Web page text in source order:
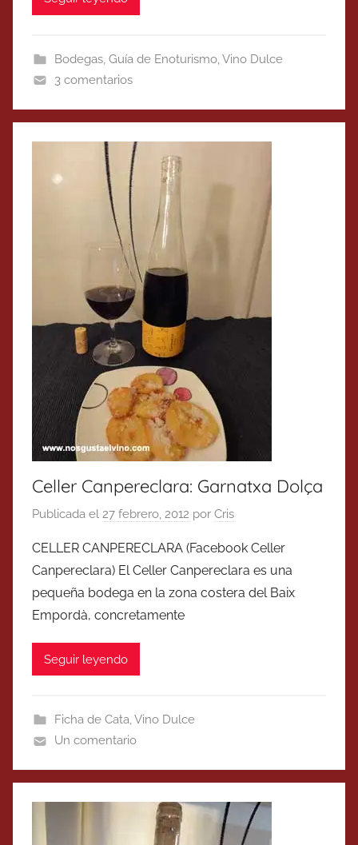
Bodegas, Guía de Enoturismo,Vino Dulce
3 comentarios
Celler Canpereclara: Garnatxa Dolça
Publicada el 27 febrero, 2012 por Cris
CELLER CANPERECLARA (Facebook Celler
Canpereclara) El Celler Canpereclara es una
pequeña bodega en la zona costera del Baix
Empordà, concretamente
Seguir leyendo
Ficha de Cata,Vino Dulce
Un comentario